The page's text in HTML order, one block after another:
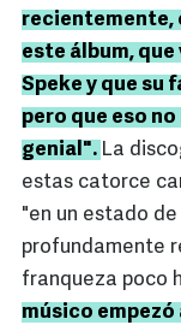
recientemente,
este álbum,
Speke y que su
pero que eso
genial". La
estas catorce
"en un estado
profundamente
franqueza poco
músico empezó